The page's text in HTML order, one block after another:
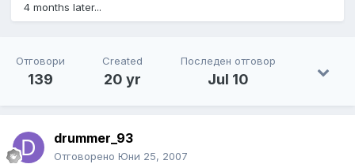
4 months later...
Отговори
139
Created
20 yr
Последен отговор
Jul 10
drummer_93
Отговорено Юни 25, 2007